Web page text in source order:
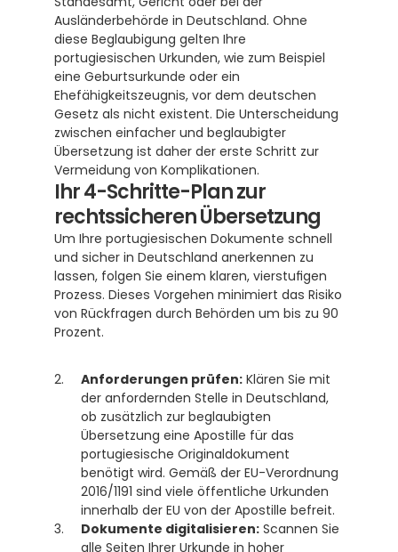
Ausländerbehörde in Deutschland. Ohne
diese Beglaubigung gelten Ihre
portugiesischen Urkunden, wie zum Beispiel
eine Geburtsurkunde oder ein
Ehefähigkeitszeugnis, vor dem deutschen
Gesetz als nicht existent. Die Unterscheidung
zwischen einfacher und beglaubigter
Übersetzung ist daher der erste Schritt zur
Vermeidung von Komplikationen.
Ihr 4-Schritte-Plan zur
rechtssicheren Übersetzung
Um Ihre portugiesischen Dokumente schnell
und sicher in Deutschland anerkennen zu
lassen, folgen Sie einem klaren, vierstufigen
Prozess. Dieses Vorgehen minimiert das Risiko
von Rückfragen durch Behörden um bis zu 90
Prozent.
Anforderungen prüfen: Klären Sie mit
der anfordernden Stelle in Deutschland,
ob zusätzlich zur beglaubigten
Übersetzung eine Apostille für das
portugiesische Originaldokument
benötigt wird. Gemäß der EU-Verordnung
2016/1191 sind viele öffentliche Urkunden
innerhalb der EU von der Apostille befreit.
Dokumente digitalisieren: Scannen Sie
alle Seiten Ihrer Urkunde in hoher